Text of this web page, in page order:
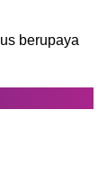
berupaya